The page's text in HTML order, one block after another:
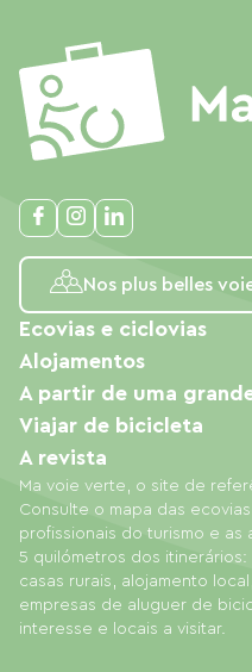
Nos plus belles
Ma voie verte, o site de
Consulte o mapa das
profissionais do turismo e as
5 quilómetros dos
casas rurais, alojamento
empresas de aluguer de
interesse e locais a visitar.
Ecovias e ciclovias
Alojamentos
A partir de uma
Viajar de bicicleta
A revista